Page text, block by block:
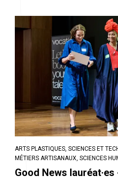
ARTS PLASTIQUES, SCIENCES ET
MÉTIERS ARTISANAUX, SCIENCES
Good News